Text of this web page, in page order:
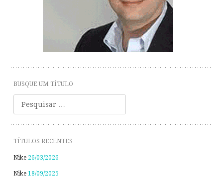
BUSQUE UM TÍTULO
Pesquisar
TÍTULOS RECENTES
Nike 26/03/2026
Nike 18/09/2025